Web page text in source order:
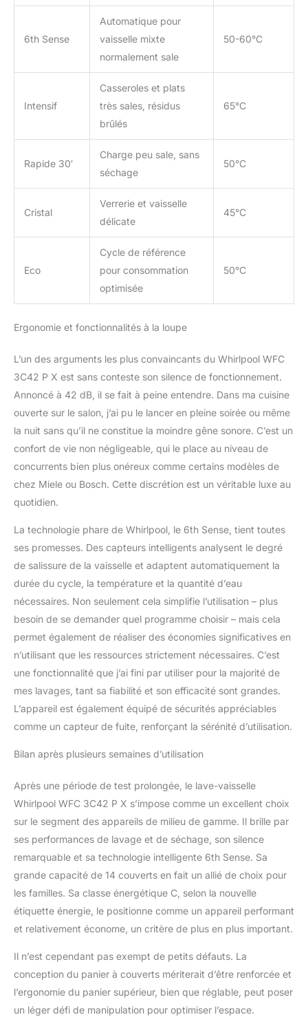
6th Sense
Automatique pour
vaisselle mixte
normalement sale
50-60°C
Intensif
Casseroles et plats
très sales, résidus
brûlés
65°C
Rapide 30′
Charge peu sale, sans
séchage
50°C
Cristal
Verrerie et vaisselle
délicate
45°C
Eco
Cycle de référence
pour consommation
optimisée
50°C
Ergonomie et fonctionnalités à la loupe
L’un des arguments les plus convaincants du Whirlpool WFC
3C42 P X est sans conteste son silence de fonctionnement.
Annoncé à 42 dB, il se fait à peine entendre. Dans ma cuisine
ouverte sur le salon, j’ai pu le lancer en pleine soirée ou même
la nuit sans qu’il ne constitue la moindre gêne sonore. C’est un
confort de vie non négligeable, qui le place au niveau de
concurrents bien plus onéreux comme certains modèles de
chez Miele ou Bosch. Cette discrétion est un véritable luxe au
quotidien.
La technologie phare de Whirlpool, le 6th Sense, tient toutes
ses promesses. Des capteurs intelligents analysent le degré
de salissure de la vaisselle et adaptent automatiquement la
durée du cycle, la température et la quantité d’eau
nécessaires. Non seulement cela simplifie l’utilisation – plus
besoin de se demander quel programme choisir – mais cela
permet également de réaliser des économies significatives en
n’utilisant que les ressources strictement nécessaires. C’est
une fonctionnalité que j’ai fini par utiliser pour la majorité de
mes lavages, tant sa fiabilité et son efficacité sont grandes.
L’appareil est également équipé de sécurités appréciables
comme un capteur de fuite, renforçant la sérénité d’utilisation.
Bilan après plusieurs semaines d’utilisation
Après une période de test prolongée, le lave-vaisselle
Whirlpool WFC 3C42 P X s’impose comme un excellent choix
sur le segment des appareils de milieu de gamme. Il brille par
ses performances de lavage et de séchage, son silence
remarquable et sa technologie intelligente 6th Sense. Sa
grande capacité de 14 couverts en fait un allié de choix pour
les familles. Sa classe énergétique C, selon la nouvelle
étiquette énergie, le positionne comme un appareil performant
et relativement économe, un critère de plus en plus important.
Il n’est cependant pas exempt de petits défauts. La
conception du panier à couverts mériterait d’être renforcée et
l’ergonomie du panier supérieur, bien que réglable, peut poser
un léger défi de manipulation pour optimiser l’espace.